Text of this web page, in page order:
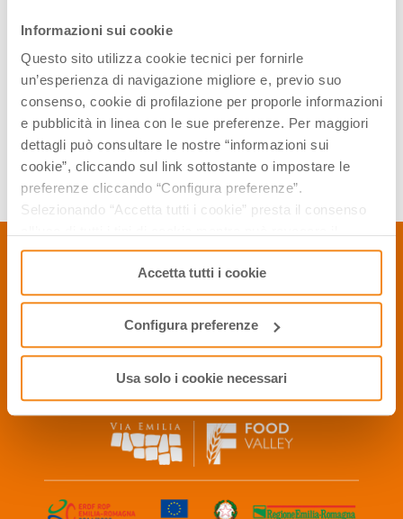
Informazioni sui cookie
Questo sito utilizza cookie tecnici per fornirle
un’esperienza di navigazione migliore e, previo suo
consenso, cookie di profilazione per proporle informazioni
e pubblicità in linea con le sue preferenze. Per maggiori
dettagli può consultare le nostre “informazioni sui
cookie”, cliccando sul link sottostante o impostare le
preferenze cliccando “Configura preferenze”.
Selezionando “Accetta tutti i cookie” presta il consenso
consenso cliccando su “Usa solo i cookie necessari” e
saranno attivati i soli cookie tecnici necessari al corretto
funzionamento del sito.
Accetta tutti i cookie
Configura preferenze
Usa solo i cookie necessari
Cookie Policy
info@winefoodemiliaromagna.com